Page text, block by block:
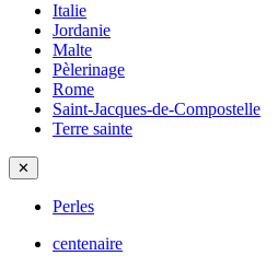
Italie
Jordanie
Malte
Pèlerinage
Rome
Saint-Jacques-de-Compostelle
Terre sainte
✕
Perles
centenaire